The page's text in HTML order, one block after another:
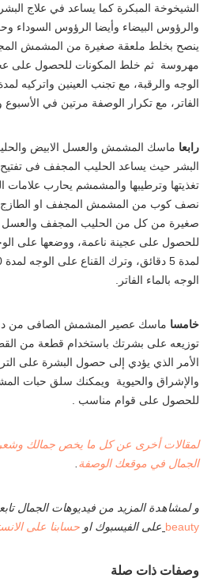
الشيخوخة المبكرة كما يساعد في علاج
والرؤوس البيضاء وأيضا الرؤوس السوداء
ينصح بخلط ملعقة صغيرة من المشمش
مهروسة ثم خلط المكونات للحصول على
الوجه والرقبة، مع تجنب العينين واتركيه
الفاتر، مع تكرار الوصفة مرتين في الأسبوع
رابعا ماسك المشمش والعسل الابيض
البشر حيث يساعد الحليب المجفف فى
تغذيتها وترطيبها والمشمشم يحارب علامات
نصف كوب من المشمش المجفف او
صغيرة من كل من الحليب المجفف والعسل
للحصول على عجينة ناعمة، ووضعها على
الوجه بالماء الفاتر.
خامسا ماسك عصير المشمش الصافى من
توزيعه على بشرتك باستخدام قطعة من
الأمر الذي يؤدي إلى حصول البشرة على
والإشراق والحيوية ويمكنك سلق حبات
للحصول على قوام مناسب .
لمقالات أخرى عن كل ما يخص جمالك
الجمال في موقعك الوصفة
و لمشاهدة المزيد من فيديوهات الجمال
beauty على الفيسبوك او حسابنا على
وصفات ذات صلة